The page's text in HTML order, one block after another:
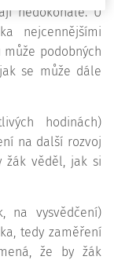
nedokonale. U
nejcennějšími
podobných
se může dále
hodinách)
na další rozvoj
žák věděl, jak si
na vysvědčení)
tedy zaměření
že by žák